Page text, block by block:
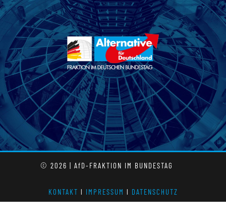
© 2026 | AfD-FRAKTION IM BUNDESTAG
KONTAKT l IMPRESSUM l DATENSCHUTZ